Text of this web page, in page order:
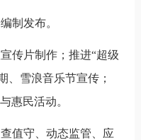
制发布。
传片制作； 推进“超级
、雪浪音乐节宣传；
惠民活动。
值守、动态监管、应